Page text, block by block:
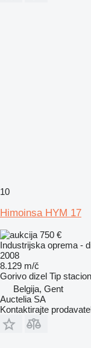
10
Himoinsa HYM 17
750 €
Industrijska oprema -
2008
8.129 m/č
Gorivo dizel Tip
Belgija, Gent
Auctelia SA
Kontaktirajte